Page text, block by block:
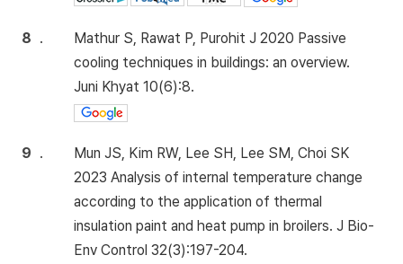
8 .
Mathur S, Rawat P, Purohit J 2020 Passive
cooling techniques in buildings: an overview.
Juni Khyat 10(6):8.
9 .
Mun JS, Kim RW, Lee SH, Lee SM, Choi SK
2023 Analysis of internal temperature change
according to the application of thermal
insulation paint and heat pump in broilers. J Bio-
Env Control 32(3):197-204.